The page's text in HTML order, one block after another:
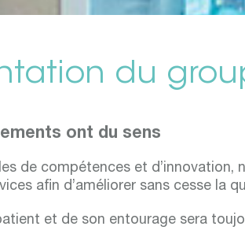
du
ont du sens
de compétences et
afin d’améliorer sans cesse la
et de son entourage sera